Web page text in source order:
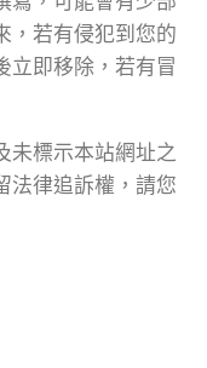
，若有侵犯到您的
立即移除，若有冒
未標示本站網址之
法律追訴權，請您